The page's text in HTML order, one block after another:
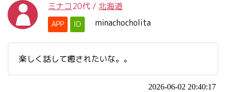
ミナコ20代 / 北海道
APP ID minachocholita
楽しく話して癒されたいな。。
2026-06-02 20:40:17